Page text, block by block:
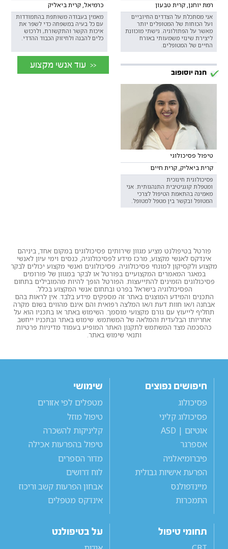
רמת יוחנן, קרית טבעון
אני מסתכלת על הצדדים החיוביים
ועל הכוחות של המטופלים יותר
מאשר על הפתולוגיה. גישתי מוכוונת
ליצירת שינוי משמעותי באורח
החיים של המטופלים.
כרמיאל, קרית ביאליק
מאמין בעבודה משותפת בהתמודדות
עם כל בעיה במשפחה כדי לשפר את
איכות הקשר והתקשורת, ולרכוש
כלים להבנה ולחיזוק הכבוד ההדדי.
חנה יוסופוב
טיפול פסיכולוגי
קרית ביאליק, קרית חיים
פסיכולוגית חינוכית
ומטפלת קוגניטיבית התנהגותית. אני
מאמינה בהתאמת הטיפול לצרכי
המטופל ובקשר בין מטפל למטופל.
<< עוד אנשי מקצוע
פורטל בטיפולנט מציע מגוון שירותים פסיכולוגים במקום אחד, ביניהם
אינדקס לאנשי מקצוע, מרכז מידע לפסיכולוגיה, כנסים וימי עיון לאנשי
מקצוע ולקסיקון למונחי פסיכולוגיה. פסיכולוגים ואנשי מקצוע יכולים לבקר
במאגר המאמרים המקצועיים בפורטל או לבקר במגוון של פורומים
פסיכולוגים הזמינים להתייעצות. הפורטל הופך להיות מהמובילים בתחום
הפסיכולוגיה בישראל בפרט ובתחום אנשי המקצוע בכלל.
התכנים והמידע המוצגים באתר זה מספקים מידע בלבד. אין לראות בהם
אבחנה ו/או חוות דעת ו/או המלצה רפואית והם אינם מהווים בשום מקרה
תחליף לייעוץ עם גורם מקצועי מוסמך. השימוש באתר או בתכניו הוא על
אחריותו הבלעדית והמלאה של המשתמש. שימוש באתר ובתכניו ייחשב
כהסכמה מצד המשתמש לתקנון האתר המופיע בעמוד מדיניות פרטיות
ותנאי שימוש באתר.
חיפושים נפוצים
פסיכולוג
פסיכולוג קליני
אוטיזם | ASD
אספרגר
פיברומיאלגיה
הפרעת אישיות גבולית
מיינדפולנס
התמכרות
שימושי
מטפלים לפי אזורים
טיפול מוזל
קליניקות להשכרה
טיפול בהפרעות אכילה
מדור הספרים
לוח דרושים
אבחון הפרעות קשב וריכוז
אינדקס מטפלים
תחומי טיפול
על בטיפולנט